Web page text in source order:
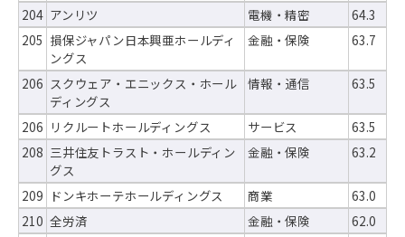
204 アンリツ 電機・精密
64.3
205 損保ジャパン日本興亜ホールディ
ングス
金融・保険 63.7
206 スクウェア・エニックス・ホール
ディングス
情報・通信 63.5
206 リクルートホールディングス サービス
63.5
208 三井住友トラスト・ホールディン
グス
金融・保険 63.2
209 ドンキホーテホールディングス 商業
63.0
210 全労済 金融・保険
62.0